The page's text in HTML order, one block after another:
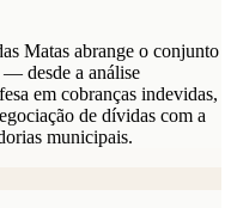
Matas abrange o conjunto
desde a análise
em cobranças indevidas,
de dívidas com a
municipais.